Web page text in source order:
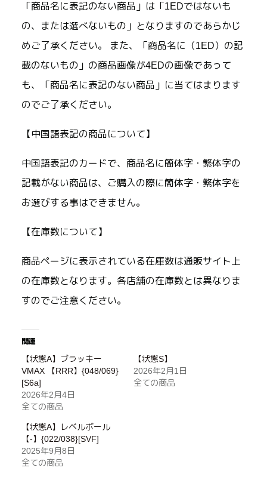
「商品名に表記のない商品」は「1EDではないも
の、または選べないもの」となりますのであらかじ
めご了承ください。 また、「商品名に（1ED）の記
載のないもの」の商品画像が4EDの画像であって
も、「商品名に表記のない商品」に当てはまります
のでご了承ください。
【中国語表記の商品について】
中国語表記のカードで、商品名に簡体字・繁体字の
記載がない商品は、ご購入の際に簡体字・繁体字を
お選びする事はできません。
【在庫数について】
商品ページに表示されている在庫数は通販サイト上
の在庫数となります。各店舗の在庫数とは異なりま
すのでご注意ください。
関連
【状態A】ブラッキー
VMAX 【RRR】{048/069}
[S6a]
2026年2月4日
全ての商品
【状態S】
2026年2月1日
全ての商品
【状態A】レベルボール
【-】{022/038}[SVF]
2025年9月8日
全ての商品